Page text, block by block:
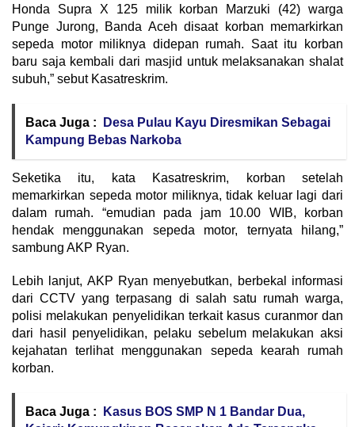
Honda Supra X 125 milik korban Marzuki (42) warga
Punge Jurong, Banda Aceh disaat korban memarkirkan
sepeda motor miliknya didepan rumah. Saat itu korban
baru saja kembali dari masjid untuk melaksanakan shalat
subuh,” sebut Kasatreskrim.
Baca Juga :
Desa Pulau Kayu Diresmikan Sebagai
Kampung Bebas Narkoba
Seketika itu, kata Kasatreskrim, korban setelah
memarkirkan sepeda motor miliknya, tidak keluar lagi dari
dalam rumah. “emudian pada jam 10.00 WIB, korban
hendak menggunakan sepeda motor, ternyata hilang,”
sambung AKP Ryan.
Lebih lanjut, AKP Ryan menyebutkan, berbekal informasi
dari CCTV yang terpasang di salah satu rumah warga,
polisi melakukan penyelidikan terkait kasus curanmor dan
dari hasil penyelidikan, pelaku sebelum melakukan aksi
kejahatan terlihat menggunakan sepeda kearah rumah
korban.
Baca Juga :
Kasus BOS SMP N 1 Bandar Dua,